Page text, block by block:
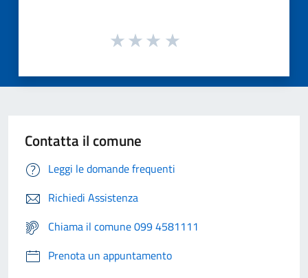
Contatta il comune
Leggi le domande frequenti
Richiedi Assistenza
Chiama il comune 099 4581111
Prenota un appuntamento